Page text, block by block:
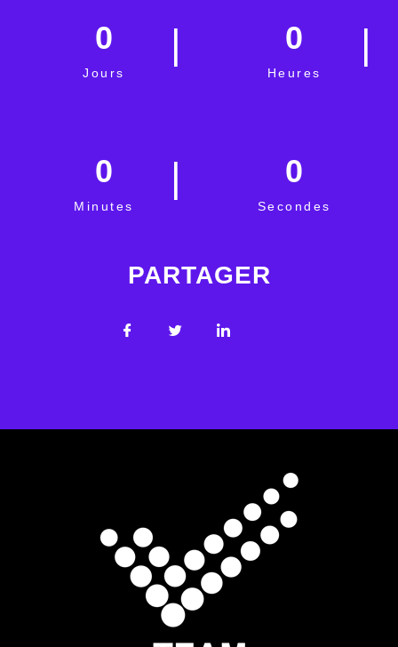
0
Jours
0
Heures
0
Minutes
0
Secondes
PARTAGER